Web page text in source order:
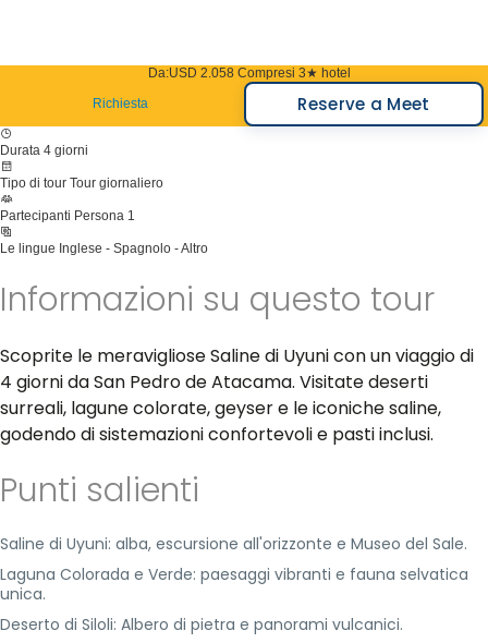
Da:USD 2.058 Compresi 3★ hotel
Richiesta
Reserve a Meet
Durata 4 giorni
Tipo di tour Tour giornaliero
Partecipanti Persona 1
Le lingue Inglese - Spagnolo - Altro
Informazioni su questo tour
Scoprite le meravigliose Saline di Uyuni con un viaggio di
4 giorni da San Pedro de Atacama. Visitate deserti
surreali, lagune colorate, geyser e le iconiche saline,
godendo di sistemazioni confortevoli e pasti inclusi.
Punti salienti
Saline di Uyuni: alba, escursione all'orizzonte e Museo del Sale.
Laguna Colorada e Verde: paesaggi vibranti e fauna selvatica
unica.
Deserto di Siloli: Albero di pietra e panorami vulcanici.